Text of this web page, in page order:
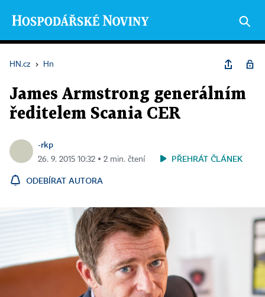
HN.cz › Hn
James Armstrong generálním
ředitelem Scania CER
-rkp
26. 9. 2015 10:32 ▪ 2 min. čtení PŘEHRÁT ČLÁNEK
ODEBÍRAT AUTORA